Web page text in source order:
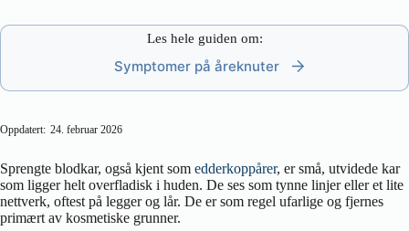
Les hele guiden om:
Symptomer på åreknuter
Oppdatert: 24. februar 2026
Sprengte blodkar, også kjent som edderkoppårer, er små, utvidede kar
som ligger helt overfladisk i huden. De ses som tynne linjer eller et lite
nettverk, oftest på legger og lår. De er som regel ufarlige og fjernes
primært av kosmetiske grunner.